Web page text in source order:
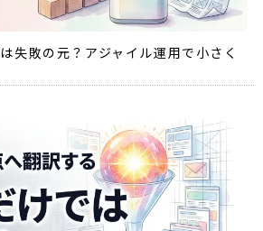
失敗の元？アジャイル運用で小さく